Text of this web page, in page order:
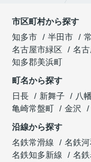
市区町村から探す
知多市
半田市
名古屋市緑区
名
知多郡美浜町
町名から探す
日長
新舞子 八
亀崎常盤町
金沢
沿線から探す
名鉄常滑線
名鉄
名鉄知多新線
名